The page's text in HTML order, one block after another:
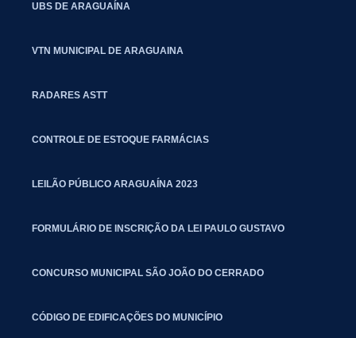
UBS DE ARAGUAÍNA
VTN MUNICIPAL DE ARAGUAINA
RADARES ASTT
CONTROLE DE ESTOQUE FARMÁCIAS
LEILÃO PÚBLICO ARAGUAÍNA 2023
FORMULÁRIO DE INSCRIÇÃO DA LEI PAULO GUSTAVO
CONCURSO MUNICIPAL SÃO JOÃO DO CERRADO
CÓDIGO DE EDIFICAÇÕES DO MUNICÍPIO